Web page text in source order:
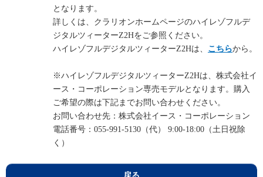
となります。
詳しくは、クラリオンホームページのハイレゾフルデ
ジタルツィーターZ2Hをご参照ください。
ハイレゾフルデジタルツィーターZ2Hは、 こちらから。
※ハイレゾフルデジタルツィーターZ2Hは、株式会社イ
ース・コーポレーション専売モデルとなります。購入
ご希望の際は下記までお問い合わせください。
お問い合わせ先：株式会社イース・コーポレーション
電話番号：055-991-5130（代） 9:00-18:00（土日祝除
く）